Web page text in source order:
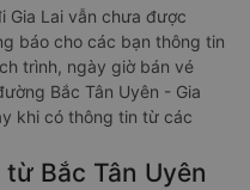
Gia Lai vẫn chưa được
báo cho các bạn thông tin
trình, ngày giờ bán vé
Bắc Tân Uyên - Gia
khi có thông tin từ các
Bắc Tân Uyên